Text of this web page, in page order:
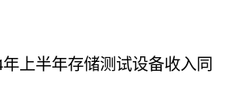
上半年存储测试设备收入同